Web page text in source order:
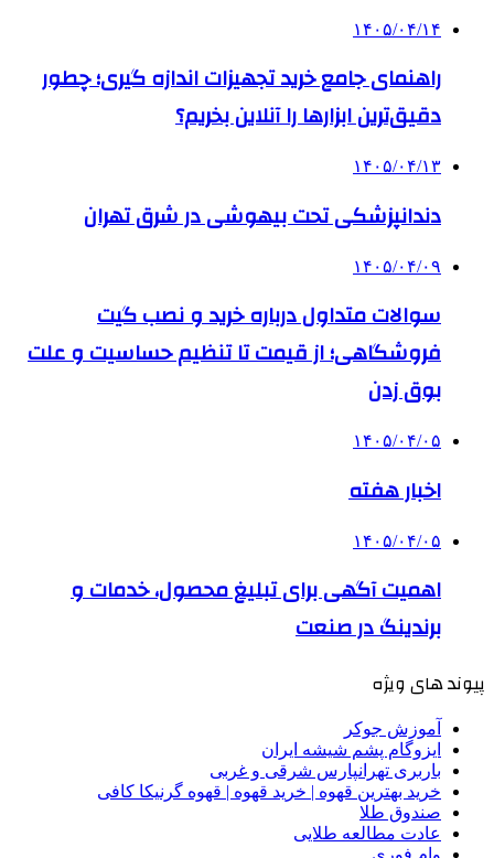
۱۴۰۵/۰۴/۱۴
راهنمای جامع خرید تجهیزات اندازه گیری؛ چطور
دقیق‌ترین ابزارها را آنلاین بخریم؟
۱۴۰۵/۰۴/۱۳
دندانپزشکی تحت بیهوشی در شرق تهران
۱۴۰۵/۰۴/۰۹
سوالات متداول درباره خرید و نصب گیت
فروشگاهی؛ از قیمت تا تنظیم حساسیت و علت
بوق زدن
۱۴۰۵/۰۴/۰۵
اخبار هفته
۱۴۰۵/۰۴/۰۵
اهمیت آگهی برای تبلیغ محصول، خدمات و
برندینگ در صنعت
پیوند های ویژه
آموزش جوکر
ایزوگام پشم شیشه ایران
باربری تهرانپارس شرقی و غربی
خرید بهترین قهوه | خرید قهوه | قهوه گرنیکا کافی
صندوق طلا
عادت مطالعه طلایی
وام فوری